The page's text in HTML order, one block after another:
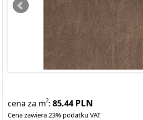
cena za m2:85.44PLN
Cena zawiera 23% podatku VAT